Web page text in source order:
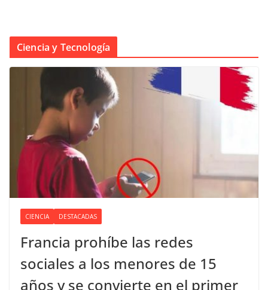
Ciencia y Tecnología
CIENCIA DESTACADAS
Francia prohíbe las redes
sociales a los menores de 15
años y se convierte en el primer